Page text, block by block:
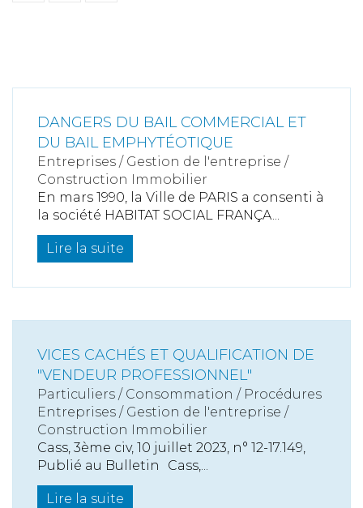
DANGERS DU BAIL COMMERCIAL ET
DU BAIL EMPHYTÉOTIQUE
Entreprises / Gestion de l'entreprise /
Construction Immobilier
En mars 1990, la Ville de PARIS a consenti à
la société HABITAT SOCIAL FRANÇA...
Lire la suite
VICES CACHÉS ET QUALIFICATION DE
"VENDEUR PROFESSIONNEL"
Particuliers / Consommation / Procédures
Entreprises / Gestion de l'entreprise /
Construction Immobilier
Cass, 3ème civ, 10 juillet 2023, n° 12-17.149,
Publié au Bulletin Cass,...
Lire la suite